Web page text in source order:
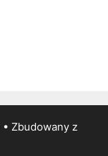
• Zbudowany z